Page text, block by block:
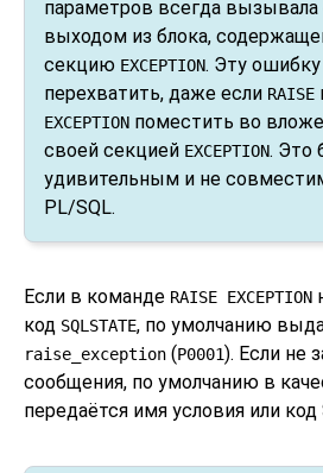
параметров всегда
выходом из блока,
секцию EXCEPTION. Эту
перехватить, даже если RAISE
EXCEPTION поместить во
своей секцией EXCEPTION. Это
удивительным и не
PL/SQL.
Если в команде RAISE EXCEPTION
код SQLSTATE, по умолчанию
raise_exception (P0001). Если не
сообщения, по умолчанию в
передаётся имя условия или код